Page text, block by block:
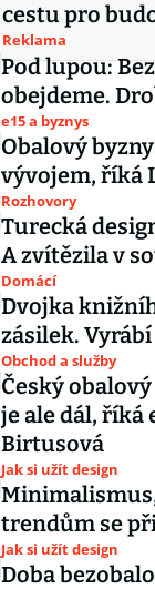
cestu pro
Reklama
Pod lupou:
obejdeme.
e15 a byznys
Obalový
vývojem, říká
Rozhovory
Turecká
A zvítězila v
Domácí
Dvojka
zásilek.
Obchod a služby
Český
je ale dál, říká
Birtusová
Jak si užít design
trendům se
Jak si užít design
Doba